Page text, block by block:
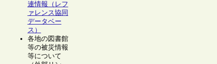
連情報（レフ
ァレンス協同
データベー
ス）
各地の図書館
等の被災情報
等について